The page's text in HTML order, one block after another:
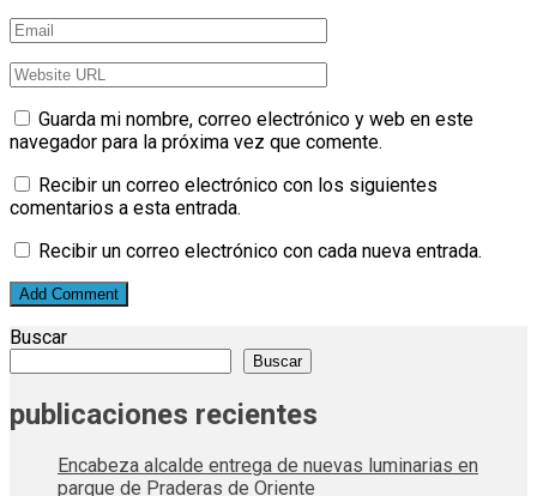
Guarda mi nombre, correo electrónico y web en este
navegador para la próxima vez que comente.
Recibir un correo electrónico con los siguientes
comentarios a esta entrada.
Recibir un correo electrónico con cada nueva entrada.
Buscar
Buscar
publicaciones recientes
Encabeza alcalde entrega de nuevas luminarias en
parque de Praderas de Oriente